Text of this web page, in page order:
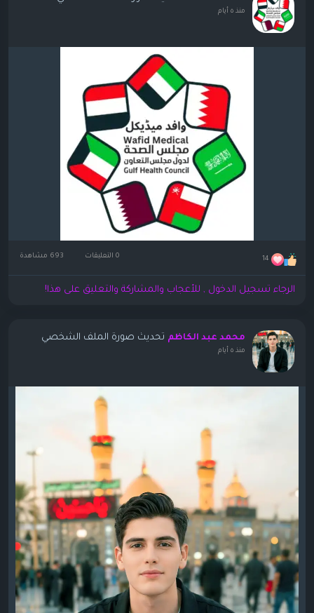
منذ ٥ أيام
14 0 التعليقات
الرجاء تسجيل الدخول , للأعجاب والمشاركة والتعليق على هذا!
محمد عبد الكاظم تحديث صورة الملف الشخصي
منذ ٥ أيام